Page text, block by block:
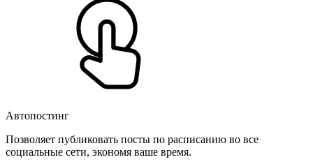
Автопостинг
Позволяет публиковать посты по расписанию во все
социальные сети, экономя ваше время.